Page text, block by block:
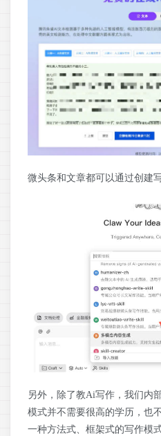
微头条和文章都可以通过创建
另外，除了教Ai写作，我们内
模式并不需要很高的学历，也
一种方法式、框架式的写作模